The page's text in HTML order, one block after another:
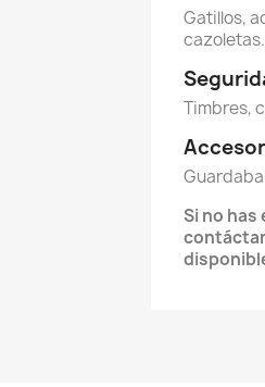
Gatillos,
cazoletas.
Timbres,
Si no